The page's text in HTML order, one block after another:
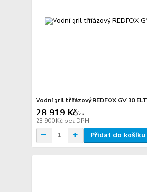
Vodní gril třífázový REDFOX GV 30 ELT
28 919 Kč/ks
23 900 Kč bez DPH
Přidat do košíku